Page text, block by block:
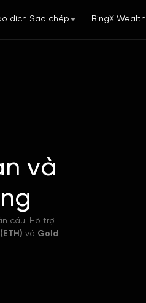
dịch Sao chép BingX Wealth
và
cầu. Hỗ trợ
và Gold